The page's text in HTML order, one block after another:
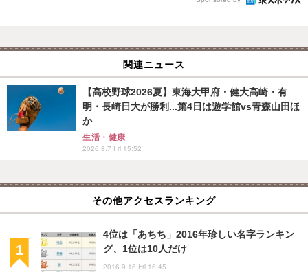
関連ニュース
【高校野球2026夏】東海大甲府・健大高崎・有
明・長崎日大が勝利...第4日は遊学館vs青森山田ほ
か
生活・健康
2026.8.7 Fri 15:52
その他アクセスランキング
4位は「あちち」2016年珍しい名字ランキン
グ、1位は10人だけ
2016.9.16 Fri 16:45